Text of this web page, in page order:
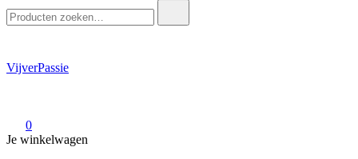
naar:
VijverPassie
0
Je winkelwagen